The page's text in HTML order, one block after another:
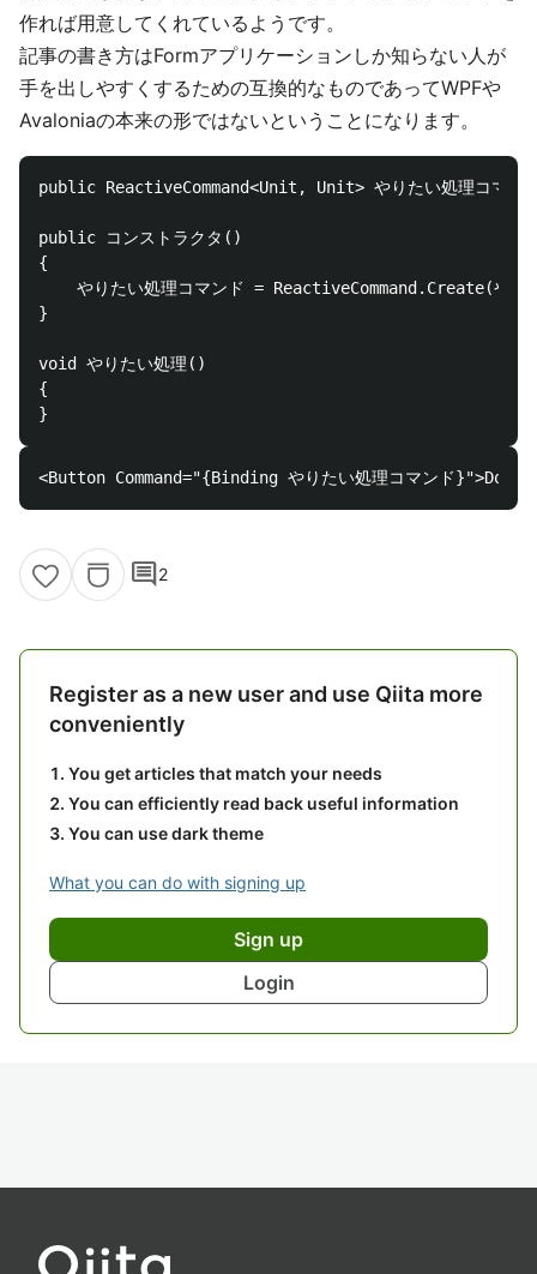
作れば用意してくれているようです。
記事の書き方はFormアプリケーションしか知らない人が
手を出しやすくするための互換的なものであってWPFや
Avaloniaの本来の形ではないということになります。
public ReactiveCommand<Unit, Unit> やりたい処理コマ
public コンストラクタ()
{
やりたい処理コマンド = ReactiveCommand.Create(やり
}
void やりたい処理()
{
comment2
Register as a new user and use Qiita more
conveniently
You get articles that match your needs
You can efficiently read back useful information
You can use dark theme
What you can do with signing up
Sign up
Login